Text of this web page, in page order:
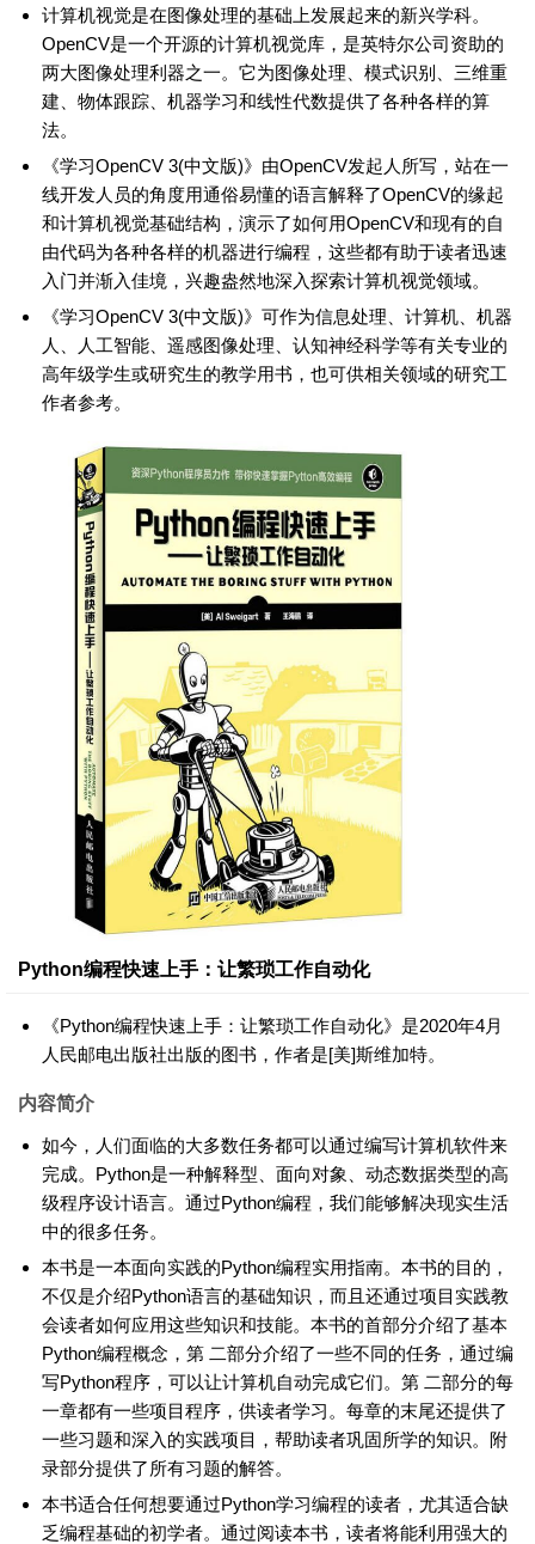
计算机视觉是在图像处理的基础上发展起来的新兴学科。
OpenCV是一个开源的计算机视觉库，是英特尔公司资助的
两大图像处理利器之一。它为图像处理、模式识别、三维重
建、物体跟踪、机器学习和线性代数提供了各种各样的算
法。
《学习OpenCV 3(中文版)》由OpenCV发起人所写，站在一
线开发人员的角度用通俗易懂的语言解释了OpenCV的缘起
和计算机视觉基础结构，演示了如何用OpenCV和现有的自
由代码为各种各样的机器进行编程，这些都有助于读者迅速
入门并渐入佳境，兴趣盎然地深入探索计算机视觉领域。
《学习OpenCV 3(中文版)》可作为信息处理、计算机、机器
人、人工智能、遥感图像处理、认知神经科学等有关专业的
高年级学生或研究生的教学用书，也可供相关领域的研究工
作者参考。
Python编程快速上手：让繁琐工作自动化
《Python编程快速上手：让繁琐工作自动化》是2020年4月
人民邮电出版社出版的图书，作者是[美]斯维加特。
内容简介
如今，人们面临的大多数任务都可以通过编写计算机软件来
完成。Python是一种解释型、面向对象、动态数据类型的高
级程序设计语言。通过Python编程，我们能够解决现实生活
中的很多任务。
本书是一本面向实践的Python编程实用指南。本书的目的，
不仅是介绍Python语言的基础知识，而且还通过项目实践教
会读者如何应用这些知识和技能。本书的首部分介绍了基本
Python编程概念，第 二部分介绍了一些不同的任务，通过编
写Python程序，可以让计算机自动完成它们。第 二部分的每
一章都有一些项目程序，供读者学习。每章的末尾还提供了
一些习题和深入的实践项目，帮助读者巩固所学的知识。附
录部分提供了所有习题的解答。
本书适合任何想要通过Python学习编程的读者，尤其适合缺
乏编程基础的初学者。通过阅读本书，读者将能利用强大的